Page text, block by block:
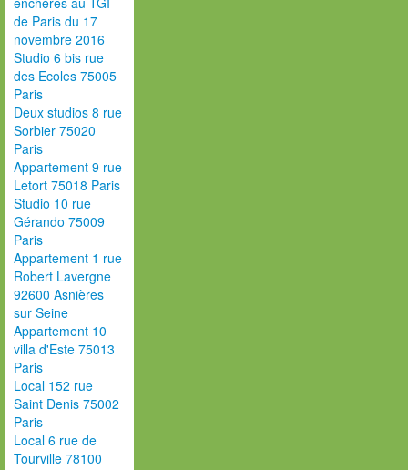
de Paris du 17
novembre 2016
Studio 6 bis rue
des Ecoles 75005
Paris
Deux studios 8 rue
Sorbier 75020
Paris
Appartement 9 rue
Letort 75018 Paris
Studio 10 rue
Gérando 75009
Paris
Appartement 1 rue
Robert Lavergne
92600 Asnières
sur Seine
Appartement 10
villa d'Este 75013
Paris
Local 152 rue
Saint Denis 75002
Paris
Local 6 rue de
Tourville 78100